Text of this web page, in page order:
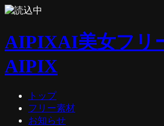
AIPIXAI美女フリ
AIPIX
トップ
フリー素材
お知らせ